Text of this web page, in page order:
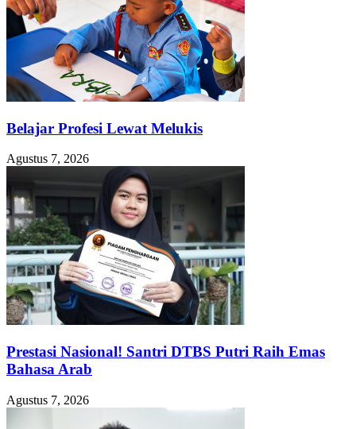
Belajar Profesi Lewat Melukis
Agustus 7, 2026
Prestasi Nasional! Santri DTBS Putri Raih Emas
Bahasa Arab
Agustus 7, 2026